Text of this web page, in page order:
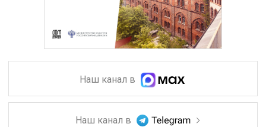
Наш канал в
Наш канал в